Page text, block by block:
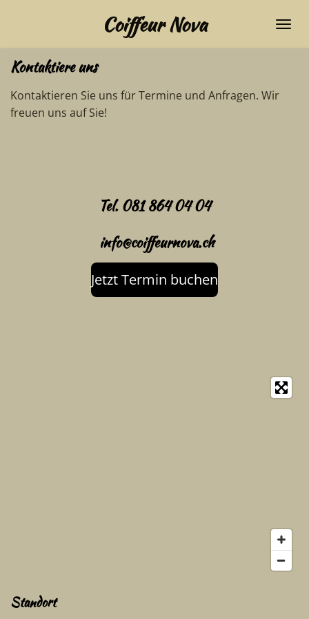
Coiffeur Nova
Kontaktiere uns
Kontaktieren Sie uns für Termine und Anfragen. Wir
freuen uns auf Sie!
Tel. 081 864 04 04
info@coiffeurnova.ch
Jetzt Termin buchen
Standort